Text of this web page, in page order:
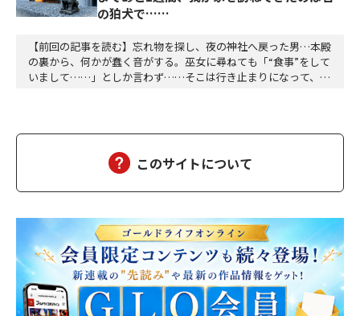
の狛犬で……
【前回の記事を読む】忘れ物を探し、夜の神社へ戻った男…本殿
の裏から、何かが蠢く音がする。巫女に尋ねても「“食事”をして
いまして……」としか言わず……そこは行き止まりになって、八
音はこれだったのか。食べているのは桑とかの葉ですか…
このサイトについて